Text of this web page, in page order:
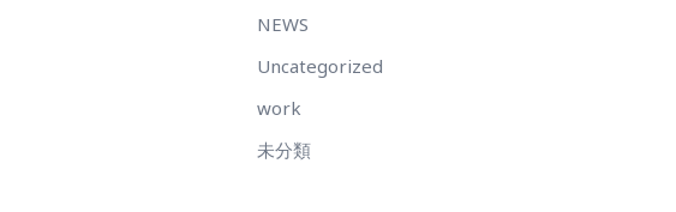
NEWS
Uncategorized
work
未分類